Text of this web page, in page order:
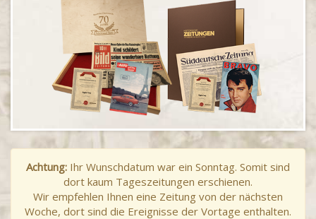
Achtung: Ihr Wunschdatum war ein Sonntag. Somit sind
dort kaum Tageszeitungen erschienen.
Wir empfehlen Ihnen eine Zeitung von der nächsten
Woche, dort sind die Ereignisse der Vortage enthalten.